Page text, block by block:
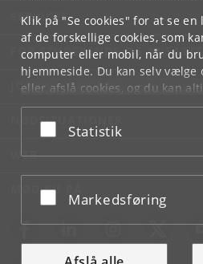
Klik på "Se cookies" for at se
af de forskellige cookies, som
computer eller mobil, når du
hjemmeside. Du kan selv vælge
eller afslå cookies, og du kan
underCookie- og
bunden af hver side.
Acceptér eller afslå
Statistik
Acceptér eller afslå
Markedsføring
SERVICES
FOR STUDERENDE OG ANSATTE
JOB OG KARRIERE
NØDSITUATIONER
WEB
MØD KU PÅ